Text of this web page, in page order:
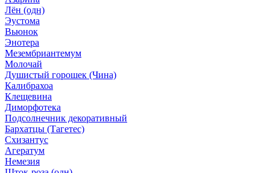
Лён (одн)
Эустома
Вьюнок
Энотера
Мезембриантемум
Молочай
Душистый горошек (Чина)
Калибрахоа
Клещевина
Диморфотека
Подсолнечник декоративный
Бархатцы (Тагетес)
Схизантус
Агератум
Немезия